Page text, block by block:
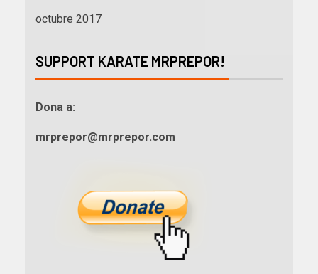
octubre 2017
SUPPORT KARATE MRPREPOR!
Dona a:
mrprepor@mrprepor.com